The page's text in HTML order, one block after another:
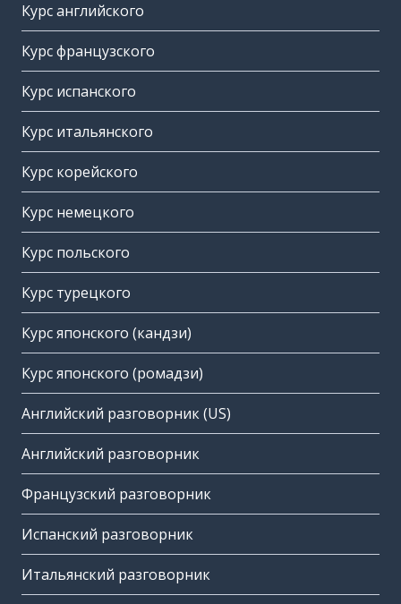
Курс английского
Курс французского
Курс испанского
Курс итальянского
Курс корейского
Курс немецкого
Курс польского
Курс турецкого
Курс японского (кандзи)
Курс японского (ромадзи)
Английский разговорник (US)
Английский разговорник
Французский разговорник
Испанский разговорник
Итальянский разговорник